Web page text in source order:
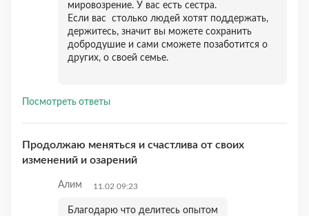
мировозрение. У вас есть сестра.
Если вас столько людей хотят поддержать,
держитесь, значит вы можете сохранить
добродушие и сами сможете позаботится о
других, о своей семье.
Посмотреть ответы
Продолжаю меняться и счастлива от своих
изменений и озарений
Алим 11.02 09:23
Благодарю что делитесь опытом